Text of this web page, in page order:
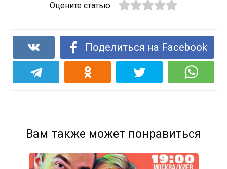
Оцените статью
Поделиться на Facebook
Вам также может понравиться